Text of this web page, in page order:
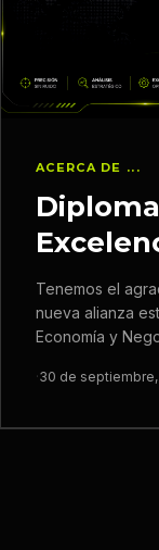
ACERCA DE ...
Tenemos el
nueva alianza
Economía y
·30 de septiembre,